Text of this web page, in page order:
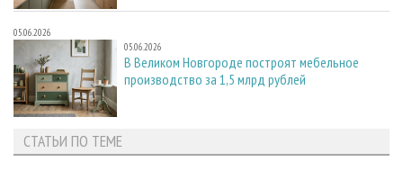
05.06.2026
05.06.2026
В Великом Новгороде построят мебельное
производство за 1,5 млрд рублей
СТАТЬИ ПО ТЕМЕ